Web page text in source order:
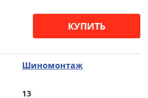
КУПИТЬ
Шиномонтаж
13